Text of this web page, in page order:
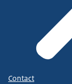
Contact